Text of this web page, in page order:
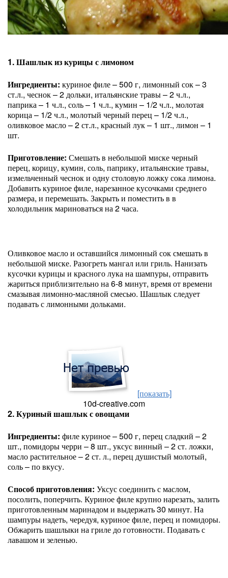
1. Шашлык из курицы с лимоном
Ингредиенты: куриное филе – 500 г, лимонный сок – 3
ст.л., чеснок – 2 дольки, итальянские травы – 2 ч.л.,
паприка – 1 ч.л., соль – 1 ч.л., кумин – 1/2 ч.л., молотая
корица – 1/2 ч.л., молотый черный перец – 1/2 ч.л.,
оливковое масло – 2 ст.л., красный лук – 1 шт., лимон – 1
шт.
Приготовление: Смешать в небольшой миске черный
перец, корицу, кумин, соль, паприку, итальянские травы,
измельченный чеснок и одну столовую ложку сока лимона.
Добавить куриное филе, нарезанное кусочками среднего
размера, и перемешать. Закрыть и поместить в в
холодильник мариноваться на 2 часа.
Оливковое масло и оставшийся лимонный сок смешать в
небольшой миске. Разогреть мангал или гриль. Нанизать
кусочки курицы и красного лука на шампуры, отправить
жариться приблизительно на 6-8 минут, время от времени
смазывая лимонно-масляной смесью. Шашлык следует
подавать с лимонными дольками.
[показать]
10d-creative.com
2. Куриный шашлык с овощами
Ингредиенты: филе куриное – 500 г, перец сладкий – 2
шт., помидоры черри – 8 шт., уксус винный – 2 ст. ложки,
масло растительное – 2 ст. л., перец душистый молотый,
соль – по вкусу.
Способ приготовления: Уксус соединить с маслом,
посолить, поперчить. Куриное филе крупно нарезать, залить
приготовленным маринадом и выдержать 30 минут. На
шампуры надеть, чередуя, куриное филе, перец и помидоры.
Обжарить шашлыки на гриле до готовности. Подавать с
лавашом и зеленью.